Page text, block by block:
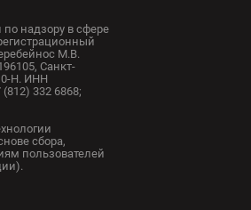
надзору в сфере
М.В.
Санкт-
Н. ИНН
332 6868;
сбора,
пользователей